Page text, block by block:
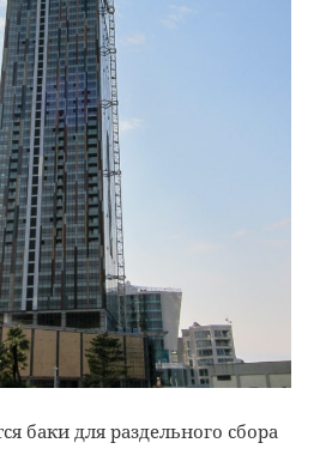
баки для раздельного сбора